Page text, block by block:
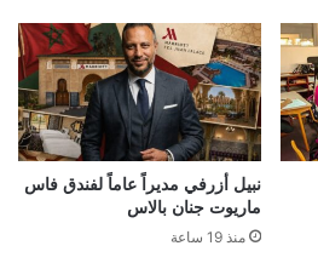
نبيل أزرفي مديراً عاماً لفندق فاس
ماريوت جنان بالاس
منذ 19 ساعة